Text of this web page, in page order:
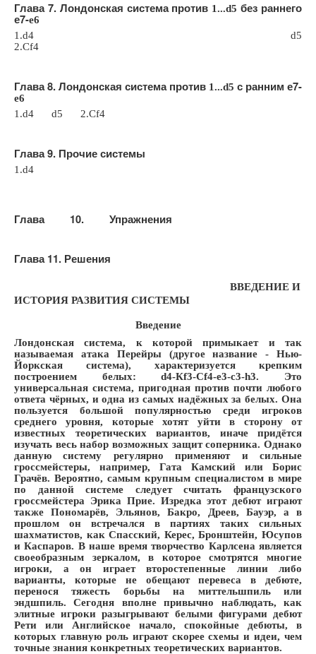
Глава 7. Лондонская система против 1...d5 без раннего
е7-e6
1.d4 d5
2.Сf4
Глава 8. Лондонская система против 1...d5 с ранним е7-
e6
1.d4 d5 2.Сf4
Глава 9. Прочие системы
1.d4
Глава 10. Упражнения
Глава 11. Решения
ВВЕДЕНИЕ И
ИСТОРИЯ РАЗВИТИЯ СИСТЕМЫ
Введение
Лондонская система, к которой примыкает и так
называемая атака Перейры (другое название - Нью-
Йоркская система), характеризуется крепким
построением белых: d4-Кf3-Сf4-e3-c3-h3. Это
универсальная система, пригодная против почти любого
ответа чёрных, и одна из самых надёжных за белых. Она
пользуется большой популярностью среди игроков
среднего уровня, которые хотят уйти в сторону от
известных теоретических вариантов, иначе придётся
изучать весь набор возможных защит соперника. Однако
данную систему регулярно применяют и сильные
гроссмейстеры, например, Гата Камский или Борис
Грачёв. Вероятно, самым крупным специалистом в мире
по данной системе следует считать французского
гроссмейстера Эрика Прие. Изредка этот дебют играют
также Пономарёв, Эльянов, Бакро, Дреев, Бауэр, а в
прошлом он встречался в партиях таких сильных
шахматистов, как Спасский, Керес, Бронштейн, Юсупов
и Каспаров. В наше время творчество Карлсена является
своеобразным зеркалом, в которое смотрятся многие
игроки, а он играет второстепенные линии либо
варианты, которые не обещают перевеса в дебюте,
перенося тяжесть борьбы на миттельшпиль или
эндшпиль. Сегодня вполне привычно наблюдать, как
элитные игроки разыгрывают белыми фигурами дебют
Рети или Английское начало, спокойные дебюты, в
которых главную роль играют скорее схемы и идеи, чем
точные знания конкретных теоретических вариантов.